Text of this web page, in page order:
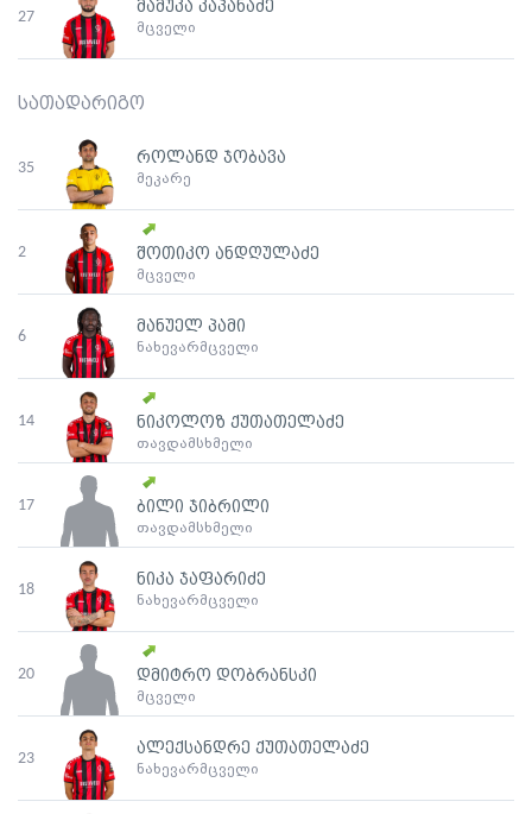
27
მამუკა კაპანაძე
მცველი
სათადარიგო
35
როლანდ ჯობავა
მეკარე
2 შოთიკო ანდღულაძე
მცველი
6
მანუელ პამი
ნახევარმცველი
14 ნიკოლოზ ქუთათელაძე
თავდამსხმელი
17 ბილი ჯიბრილი
თავდამსხმელი
18
ნიკა ჯაფარიძე
ნახევარმცველი
20 დმიტრო დობრანსკი
მცველი
23
ალექსანდრე ქუთათელაძე
ნახევარმცველი